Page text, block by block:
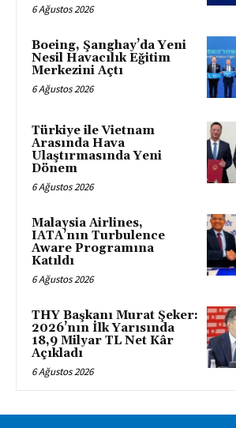
6 Ağustos 2026
Boeing, Şanghay’da Yeni
Nesil Havacılık Eğitim
Merkezini Açtı
6 Ağustos 2026
Türkiye ile Vietnam
Arasında Hava
Ulaştırmasında Yeni
Dönem
6 Ağustos 2026
Malaysia Airlines,
IATA’nın Turbulence
Aware Programına
Katıldı
6 Ağustos 2026
THY Başkanı Murat Şeker:
2026’nın İlk Yarısında
18,9 Milyar TL Net Kâr
Açıkladı
6 Ağustos 2026